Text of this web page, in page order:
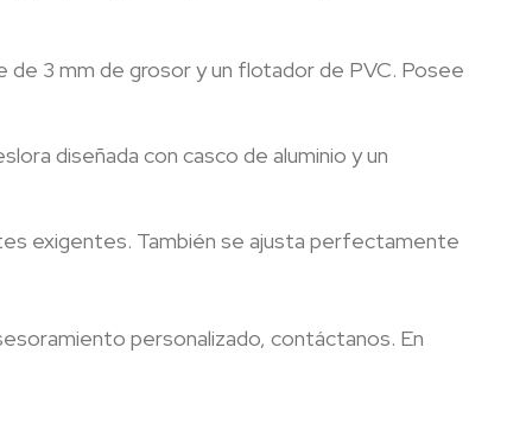
de 3 mm de grosor y un flotador de PVC. Posee
diseñada con casco de aluminio y un
exigentes. También se ajusta perfectamente
personalizado, contáctanos. En